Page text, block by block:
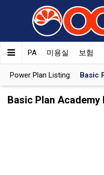
CPA 미용실 보험
Power Plan Listing Basic
Basic Plan Academy